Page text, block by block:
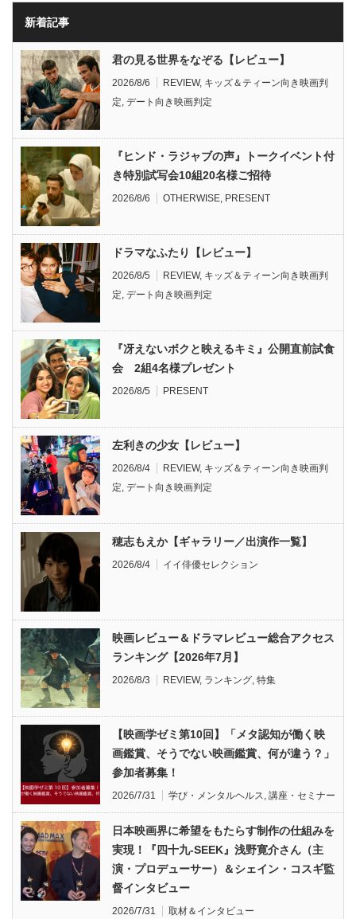
新着記事
君の見る世界をなぞる【レビュー】
2026/8/6 REVIEW, キッズ＆ティーン向き映画判
定, デート向き映画判定
『ヒンド・ラジャブの声』トークイベント付
き特別試写会10組20名様ご招待
2026/8/6 OTHERWISE, PRESENT
ドラマなふたり【レビュー】
2026/8/5 REVIEW, キッズ＆ティーン向き映画判
定, デート向き映画判定
『冴えないボクと映えるキミ』公開直前試食
会 2組4名様プレゼント
2026/8/5 PRESENT
左利きの少女【レビュー】
2026/8/4 REVIEW, キッズ＆ティーン向き映画判
定, デート向き映画判定
穂志もえか【ギャラリー／出演作一覧】
2026/8/4 イイ俳優セレクション
映画レビュー＆ドラマレビュー総合アクセス
ランキング【2026年7月】
2026/8/3 REVIEW, ランキング, 特集
【映画学ゼミ第10回】「メタ認知が働く映
画鑑賞、そうでない映画鑑賞、何が違う？」
参加者募集！
2026/7/31 学び・メンタルヘルス, 講座・セミナー
日本映画界に希望をもたらす制作の仕組みを
実現！『四十九-SEEK』浅野寛介さん（主
演・プロデューサー）＆シェイン・コスギ監
督インタビュー
2026/7/31 取材＆インタビュー